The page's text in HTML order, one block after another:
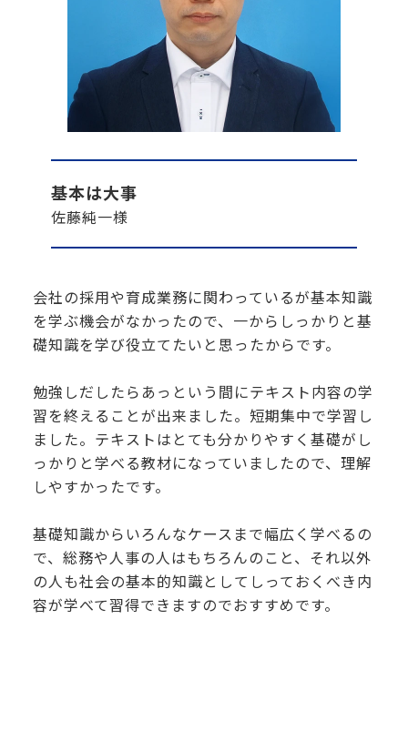
基本は大事
佐藤純一様
会社の採用や育成業務に関わっているが基本知識
を学ぶ機会がなかったので、一からしっかりと基
礎知識を学び役立てたいと思ったからです。
勉強しだしたらあっという間にテキスト内容の学
習を終えることが出来ました。短期集中で学習し
ました。テキストはとても分かりやすく基礎がし
っかりと学べる教材になっていましたので、理解
しやすかったです。
基礎知識からいろんなケースまで幅広く学べるの
で、総務や人事の人はもちろんのこと、それ以外
の人も社会の基本的知識としてしっておくべき内
容が学べて習得できますのでおすすめです。